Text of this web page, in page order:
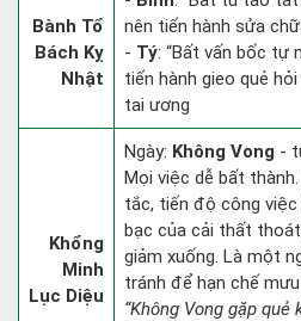
Bành Tổ
Bách Kỵ
Nhật
nên tiến hành sửa
- Tý: “Bất vấn bốc tự
tiến hành gieo quẻ
tai ương
Khổng
Minh
Lục Diệu
Ngày: Không Vong -
Mọi việc dễ bất
tắc, tiến độ công
bạc của cải thất
giảm xuống. Là một
tránh để hạn chế
“Không Vong gặp quẻ